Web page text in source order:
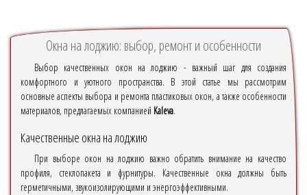
Окна на лоджию: выбор, ремонт и особенности
Выбор качественных окон на лоджию - важный шаг для создания
комфортного и уютного пространства. В этой статье мы рассмотрим
основные аспекты выбора и ремонта пластиковых окон, а также особенности
материалов, предлагаемых компанией Kaleva.
Качественные окна на лоджию
При выборе окон на лоджию важно обратить внимание на качество
профиля, стеклопакета и фурнитуры. Качественные окна должны быть
герметичными, звукоизолирующими и энергоэффективными.